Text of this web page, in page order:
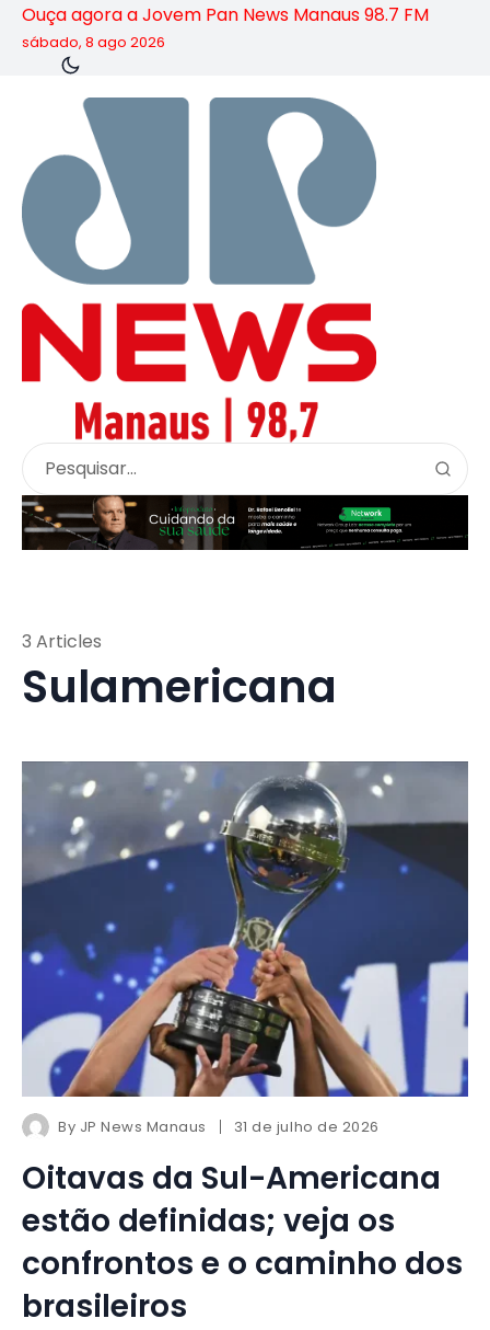
Ouça agora a Jovem Pan News Manaus 98.7 FM
sábado, 8 ago 2026
Sulamericana
3 Articles
By JP News Manaus 31 de julho de 2026
Oitavas da Sul-Americana
estão definidas; veja os
confrontos e o caminho dos
brasileiros